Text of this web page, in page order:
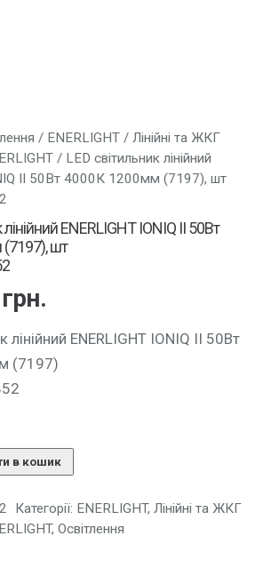
/ ENERLIGHT/ Лінійні та ЖКГ
/ LED світильник лінійний
II 50Вт 4000К 1200мм (7197), шт
лінійний ENERLIGHT IONIQ II 50Вт
шт
грн.
лінійний ENERLIGHT IONIQ II 50Вт
(7197)
в кошик
Категорії: ENERLIGHT, Лінійні та ЖКГ
, Освітлення